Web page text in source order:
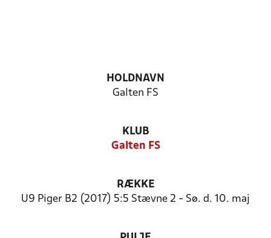
HOLDNAVN
Galten FS
KLUB
Galten FS
RÆKKE
U9 Piger B2 (2017) 5:5 Stævne 2 - Sø. d. 10. maj